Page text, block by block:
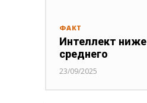
ФАКТ
Интеллект ниже
среднего
23/09/2025